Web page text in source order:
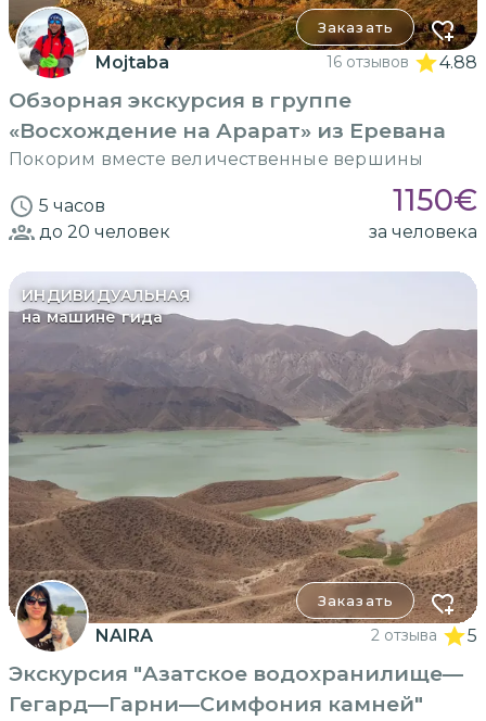
Заказать
Mojtaba 16 отзывов 4.88
Обзорная экскурсия в группе
«Восхождение на Арарат» из Еревана
Покорим вместе величественные вершины
5 часов 1150€
до 20 человек за человека
ИНДИВИДУАЛЬНАЯ
на машине гида
Заказать
NAIRA 2 отзыва 5
Экскурсия "Азатское водохранилище—
Гегард—Гарни—Симфония камней"